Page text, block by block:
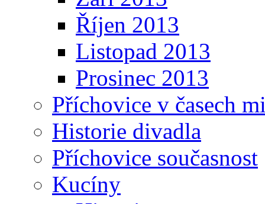
Říjen 2013
Listopad 2013
Prosinec 2013
Příchovice v časech
Historie divadla
Příchovice současnost
Kucíny